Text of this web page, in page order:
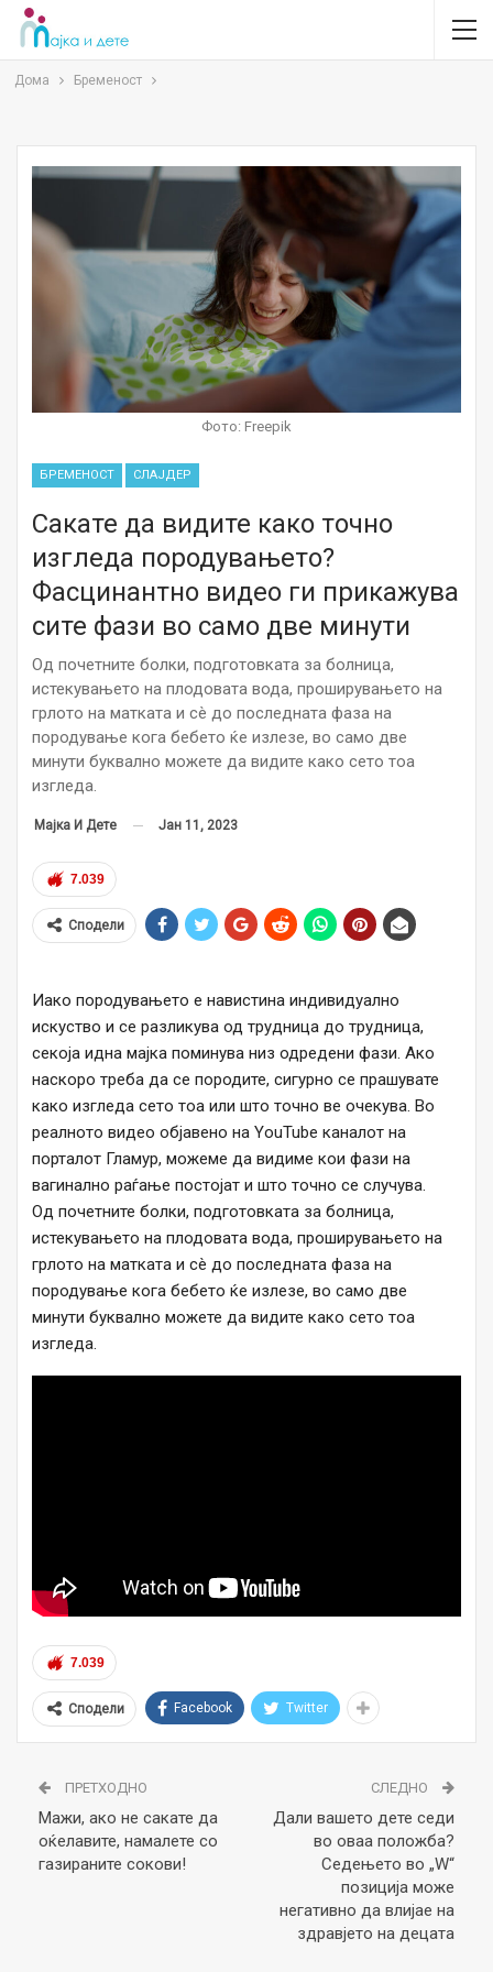
Дома Бременост
Фото: Freepik
БРЕМЕНОСТ СЛАЈДЕР
Сакате да видите како точно
изгледа породувањето?
Фасцинантно видео ги прикажува
сите фази во само две минути
Од почетните болки, подготовката за болница,
истекувањето на плодовата вода, проширувањето на
грлото на матката и сè до последната фаза на
породување кога бебето ќе излезе, во само две
минути буквално можете да видите како сето тоа
изгледа.
Мајка И Дете Јан 11, 2023
7.039
Сподели
Иако породувањето е навистина индивидуално
искуство и се разликува од трудница до трудница,
секоја идна мајка поминува низ одредени фази. Ако
наскоро треба да се породите, сигурно се прашувате
како изгледа сето тоа или што точно ве очекува. Во
реалното видео објавено на YouTube каналот на
порталот Гламур, можеме да видиме кои фази на
вагинално раѓање постојат и што точно се случува.
Од почетните болки, подготовката за болница,
истекувањето на плодовата вода, проширувањето на
грлото на матката и сè до последната фаза на
породување кога бебето ќе излезе, во само две
минути буквално можете да видите како сето тоа
изгледа.
7.039
Сподели Facebook Twitter
ПРЕТХОДНО
Мажи, ако не сакате да
оќелавите, намалете со
газираните сокови!
СЛЕДНО
Дали вашето дете седи
во оваа положба?
Седењето во „W“
позиција може
негативно да влијае на
здравјето на децата